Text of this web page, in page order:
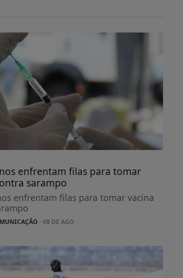
enfrentam filas para tomar
sarampo
enfrentam filas para tomar vacina
- 08 DE AGO